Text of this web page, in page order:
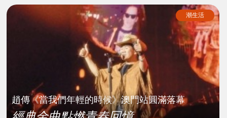
潮生活
趙傳《當我們年輕的時候》澳門站圓滿落幕